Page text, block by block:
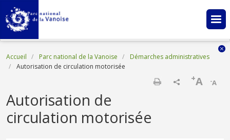
Aller au contenu principal
Fil d'Ariane
Accueil Parc national de la Vanoise
Démarches administratives
Autorisation de circulation motorisée
-A
+A
Autorisation de
circulation motorisée